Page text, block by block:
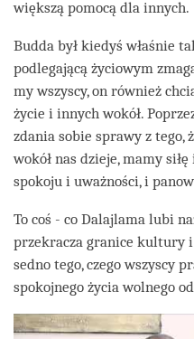
większą pomocą dla innych.
Budda był kiedyś właśnie
podlegającą życiowym
my wszyscy, on również
życie i innych wokół.
zdania sobie sprawy z tego,
wokół nas dzieje, mamy
spokoju i uważności, i
To coś - co Dalajlama lubi
przekracza granice kultury
sedno tego, czego wszyscy
spokojnego życia wolnego